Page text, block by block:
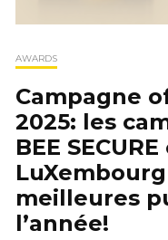
AWARDS
Campagne
2025: les
BEE
meilleures
l’année!